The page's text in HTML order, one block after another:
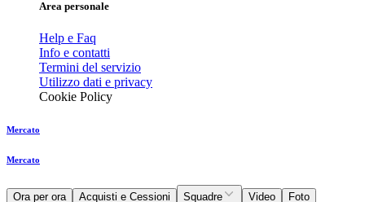
Area personale
Help e Faq
Info e contatti
Termini del servizio
Utilizzo dati e privacy
Cookie Policy
Mercato
Mercato
Ora per ora Acquisti e Cessioni Squadre Video Foto